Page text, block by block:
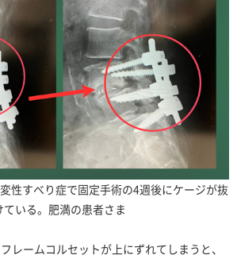
性すべり症で固定手術の4週後にケージが抜
ている。肥満の患者さま
レームコルセットが上にずれてしまうと、